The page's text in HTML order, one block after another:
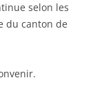
selon les
du canton de